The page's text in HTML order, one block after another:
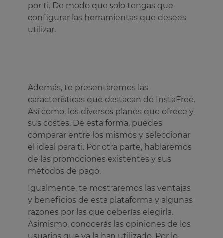
por ti. De modo que solo tengas que
configurar las herramientas que desees
utilizar.
Además, te presentaremos las
características que destacan de InstaFree.
Así como, los diversos planes que ofrece y
sus costes. De esta forma, puedes
comparar entre los mismos y seleccionar
el ideal para ti. Por otra parte, hablaremos
de las promociones existentes y sus
métodos de pago.
Igualmente, te mostraremos las ventajas
y beneficios de esta plataforma y algunas
razones por las que deberías elegirla.
Asimismo, conocerás las opiniones de los
usuarios que ya la han utilizado. Por lo